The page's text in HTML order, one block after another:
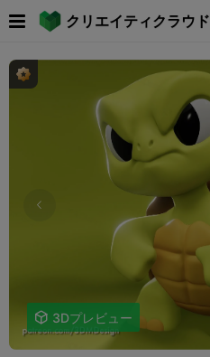
クリエイティクラウド
 3Dプレビュー